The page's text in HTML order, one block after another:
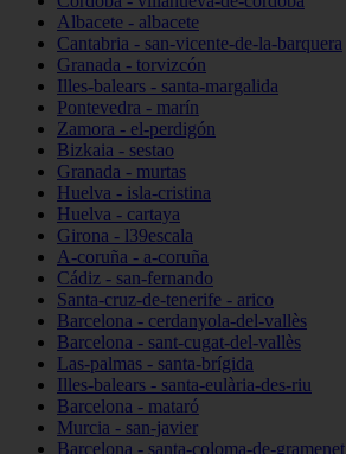
Albacete - albacete
Cantabria - san-vicente-de-la-barquera
Granada - torvizcón
Illes-balears - santa-margalida
Pontevedra - marín
Zamora - el-perdigón
Bizkaia - sestao
Granada - murtas
Huelva - isla-cristina
Huelva - cartaya
Girona - l39escala
A-coruña - a-coruña
Cádiz - san-fernando
Santa-cruz-de-tenerife - arico
Barcelona - cerdanyola-del-vallès
Barcelona - sant-cugat-del-vallès
Las-palmas - santa-brígida
Illes-balears - santa-eulària-des-riu
Barcelona - mataró
Murcia - san-javier
Barcelona - santa-coloma-de-gramenet